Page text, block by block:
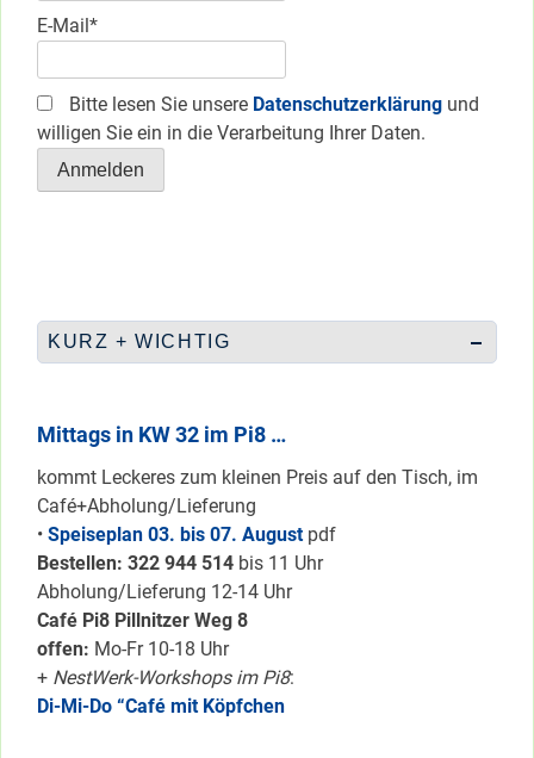
E-Mail*
Bitte lesen Sie unsere Datenschutzerklärung und
willigen Sie ein in die Verarbeitung Ihrer Daten.
KURZ + WICHTIG
Mittags in KW 32 im Pi8 …
kommt Leckeres zum kleinen Preis auf den Tisch, im
Café+Abholung/Lieferung
• Speiseplan 03. bis 07. August pdf
Bestellen: 322 944 514 bis 11 Uhr
Abholung/Lieferung 12-14 Uhr
Café Pi8 Pillnitzer Weg 8
offen: Mo-Fr 10-18 Uhr
+ NestWerk-Workshops im Pi8:
Di-Mi-Do “Café mit Köpfchen